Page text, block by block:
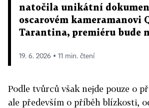
natočila unikátní
oscarovém kameramanovi
Tarantina, premiéru bude
19. 6. 2026 ▪ 11 min. čtení
Podle tvůrců však nejde pouze o
ale především o příběh blízkosti,